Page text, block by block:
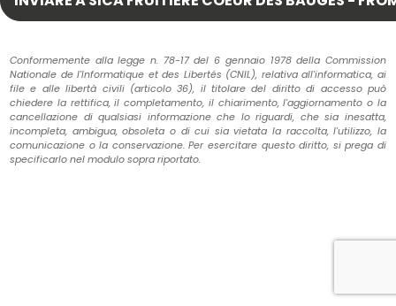
Conformemente alla legge n. 78-17 del 6 gennaio 1978 della Commission
Nationale de l'Informatique et des Libertés (CNIL), relativa all'informatica, ai
file e alle libertà civili (articolo 36), il titolare del diritto di accesso può
chiedere la rettifica, il completamento, il chiarimento, l'aggiornamento o la
cancellazione di qualsiasi informazione che lo riguardi, che sia inesatta,
incompleta, ambigua, obsoleta o di cui sia vietata la raccolta, l'utilizzo, la
comunicazione o la conservazione. Per esercitare questo diritto, si prega di
specificarlo nel modulo sopra riportato.